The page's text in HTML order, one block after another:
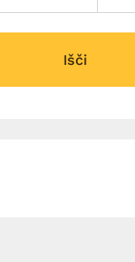
Išči